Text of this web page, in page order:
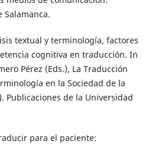
Salamanca.
textual y terminología, factores
cognitiva en traducción. In
Pérez (Eds.), La Traducción
en la Sociedad de la
Publicaciones de la Universidad
para el paciente: